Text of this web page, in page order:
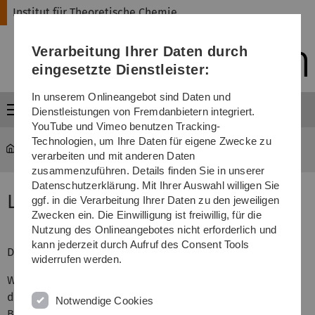
Direkt
Direkt
Direkt
(Sprache,
Drucken,
Media)
Direkt
Direkt
Institut für Theoretische Chemie
Menü
nawi-theochemie Workshop Lage
Lage
Der Workshop findet statt im
Wissenschaftszentrum Schloss Reisensburg
der Universität Ulm
Verarbeitung Ihrer Daten durch
eingesetzte Dienstleister:
In unserem Onlineangebot sind Daten und
Dienstleistungen von Fremdanbietern integriert.
YouTube und Vimeo benutzen Tracking-
Technologien, um Ihre Daten für eigene Zwecke zu
verarbeiten und mit anderen Daten
zusammenzuführen. Details finden Sie in unserer
Datenschutzerklärung. Mit Ihrer Auswahl willigen Sie
ggf. in die Verarbeitung Ihrer Daten zu den jeweiligen
Zwecken ein. Die Einwilligung ist freiwillig, für die
Nutzung des Onlineangebotes nicht erforderlich und
kann jederzeit durch Aufruf des Consent Tools
widerrufen werden.
Notwendige Cookies